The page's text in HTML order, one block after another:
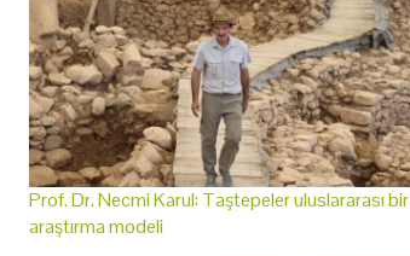
Prof. Dr. Necmi Karul: Taştepeler uluslararası bir
araştırma modeli